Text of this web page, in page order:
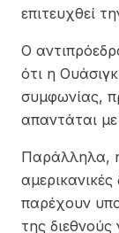
επιτευχθεί
Ο
ότι η
συμφωνίας,
απαντάται με
Παράλληλα, η
παρέχουν
της